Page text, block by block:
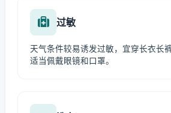
过敏
天气条件较易诱发过敏，宜穿长衣长
适当佩戴眼镜和口罩。